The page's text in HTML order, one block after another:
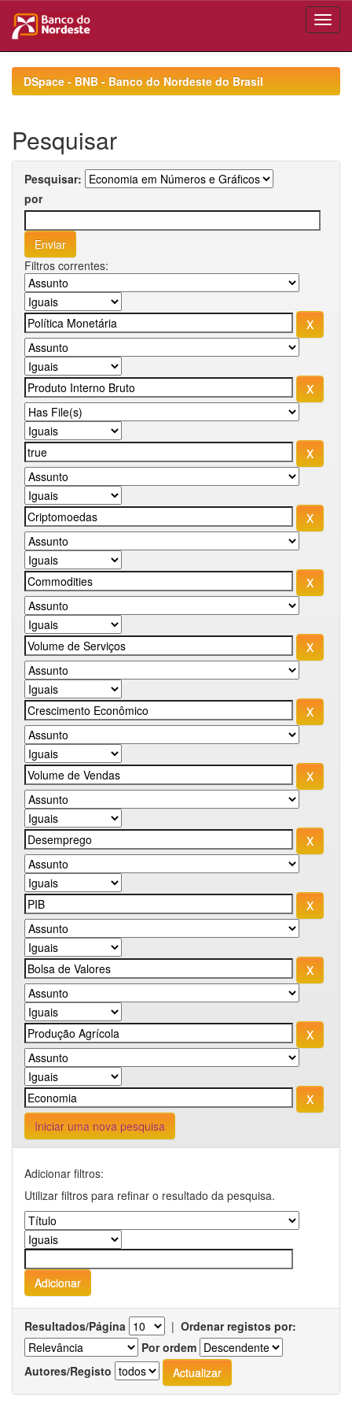
navigationDSpace - BNB - Banco do Nordeste do Brasil
Pesquisar
Pesquisar:
por
Filtros correntes:
Iniciar uma nova pesquisa
Adicionar filtros:
Utilizar filtros para refinar o resultado da pesquisa.
Resultados/Página | Ordenar registos por:
Por ordem
Autores/Registo